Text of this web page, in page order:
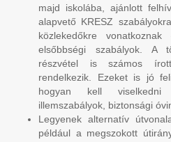
majd iskolába, ajánlott
alapvető KRESZ
közlekedőkre
elsőbbségi szabályok. A
részvétel is számos
rendelkezik. Ezeket is jó
hogyan kell
illemszabályok, biztonsági
Legyenek alternatív
például a megszokott